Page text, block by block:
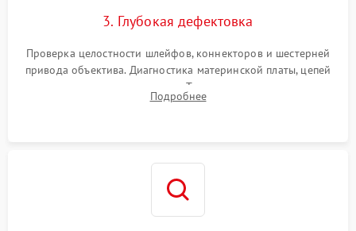
3. Глубокая дефектовка
Проверка целостности шлейфов, коннекторов и шестерней
привода объектива. Диагностика материнской платы, цепей
питания и картоприемника. Тестирование механизма
затвора и блока внутрикамерной стабилизации.
Подробнее